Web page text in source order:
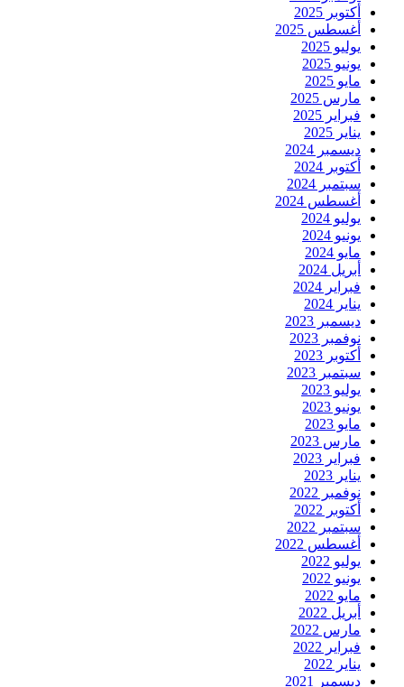
أكتوبر 2025
أغسطس 2025
يوليو 2025
يونيو 2025
مايو 2025
مارس 2025
فبراير 2025
يناير 2025
ديسمبر 2024
أكتوبر 2024
سبتمبر 2024
أغسطس 2024
يوليو 2024
يونيو 2024
مايو 2024
أبريل 2024
فبراير 2024
يناير 2024
ديسمبر 2023
نوفمبر 2023
أكتوبر 2023
سبتمبر 2023
يوليو 2023
يونيو 2023
مايو 2023
مارس 2023
فبراير 2023
يناير 2023
نوفمبر 2022
أكتوبر 2022
سبتمبر 2022
أغسطس 2022
يوليو 2022
يونيو 2022
مايو 2022
أبريل 2022
مارس 2022
فبراير 2022
يناير 2022
ديسمبر 2021